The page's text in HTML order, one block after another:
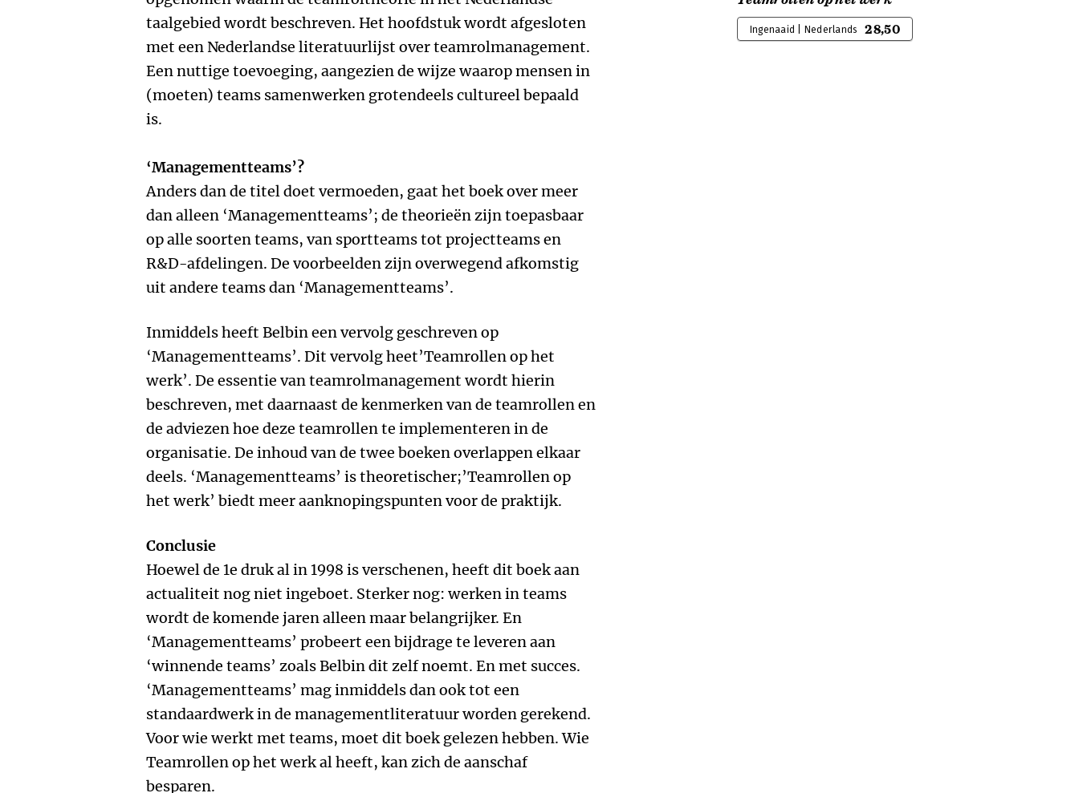
taalgebied wordt beschreven. Het hoofdstuk wordt afgesloten
met een Nederlandse literatuurlijst over teamrolmanagement.
Een nuttige toevoeging, aangezien de wijze waarop mensen in
(moeten) teams samenwerken grotendeels cultureel bepaald
is.
‘Managementteams’?
Anders dan de titel doet vermoeden, gaat het boek over meer
dan alleen ‘Managementteams’; de theorieën zijn toepasbaar
op alle soorten teams, van sportteams tot projectteams en
R&D-afdelingen. De voorbeelden zijn overwegend afkomstig
uit andere teams dan ‘Managementteams’.
Inmiddels heeft Belbin een vervolg geschreven op
‘Managementteams’. Dit vervolg heet’Teamrollen op het
werk’. De essentie van teamrolmanagement wordt hierin
beschreven, met daarnaast de kenmerken van de teamrollen en
de adviezen hoe deze teamrollen te implementeren in de
organisatie. De inhoud van de twee boeken overlappen elkaar
deels. ‘Managementteams’ is theoretischer;’Teamrollen op
het werk’ biedt meer aanknopingspunten voor de praktijk.
Conclusie
Hoewel de 1e druk al in 1998 is verschenen, heeft dit boek aan
actualiteit nog niet ingeboet. Sterker nog: werken in teams
wordt de komende jaren alleen maar belangrijker. En
‘Managementteams’ probeert een bijdrage te leveren aan
‘winnende teams’ zoals Belbin dit zelf noemt. En met succes.
‘Managementteams’ mag inmiddels dan ook tot een
standaardwerk in de managementliteratuur worden gerekend.
Voor wie werkt met teams, moet dit boek gelezen hebben. Wie
Teamrollen op het werk al heeft, kan zich de aanschaf
besparen.
Ingenaaid | Nederlands 28,50